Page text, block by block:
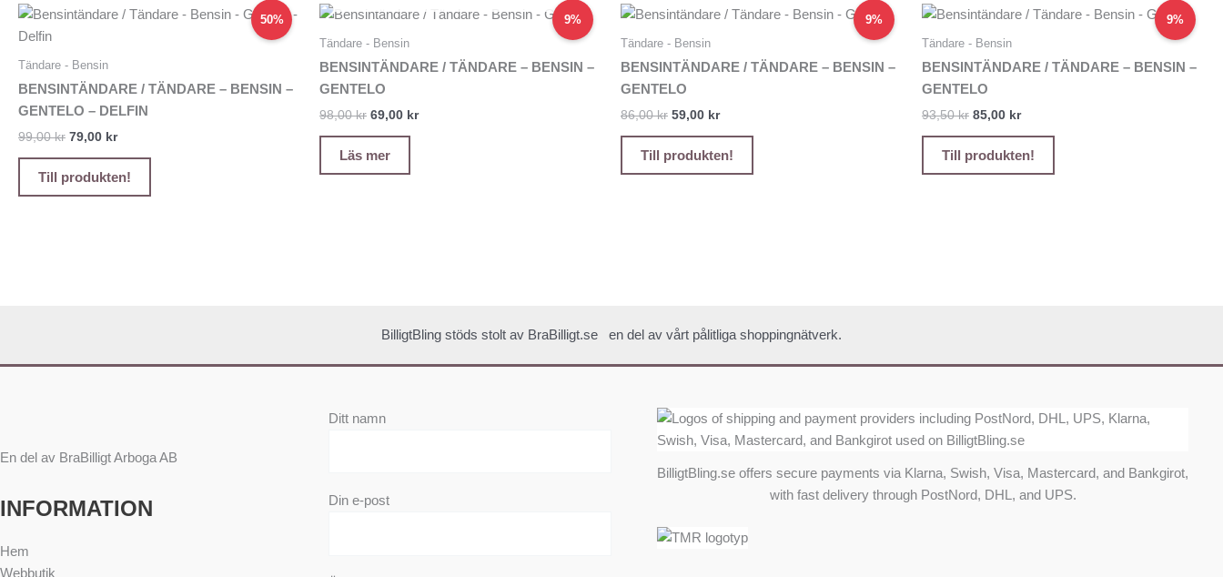
50%
Tändare - Bensin
BENSINTÄNDARE / TÄNDARE – BENSIN –
GENTELO – DELFIN
99,00kr
Det
99,00 kr.
79,00 kr
Det
Till produkten!
9%
Tändare - Bensin
BENSINTÄNDARE / TÄNDARE – BENSIN –
GENTELO
98,00kr
Det
priset
var:
98,00 kr.
69,00 kr
Det
69,00 kr.
Läs mer
9%
Tändare - Bensin
BENSINTÄNDARE / TÄNDARE – BENSIN –
GENTELO
86,00kr
Det
priset
var:
86,00 kr.
59,00 kr
Det
59,00 kr.
Till produkten!
9%
Tändare - Bensin
BENSINTÄNDARE / TÄNDARE – BENSIN –
GENTELO
93,50kr
Det
priset
var:
93,50 kr.
85,00 kr
Det
85,00 kr.
Till produkten!
BilligtBling stöds stolt av BraBilligt.se en del av vårt pålitliga shoppingnätverk.
En del av BraBilligt Arboga AB
INFORMATION
Hem
Webbutik
Ditt namn
Din e-post
BilligtBling.se offers secure payments via Klarna, Swish, Visa, Mastercard, and Bankgirot,
with fast delivery through PostNord, DHL, and UPS.